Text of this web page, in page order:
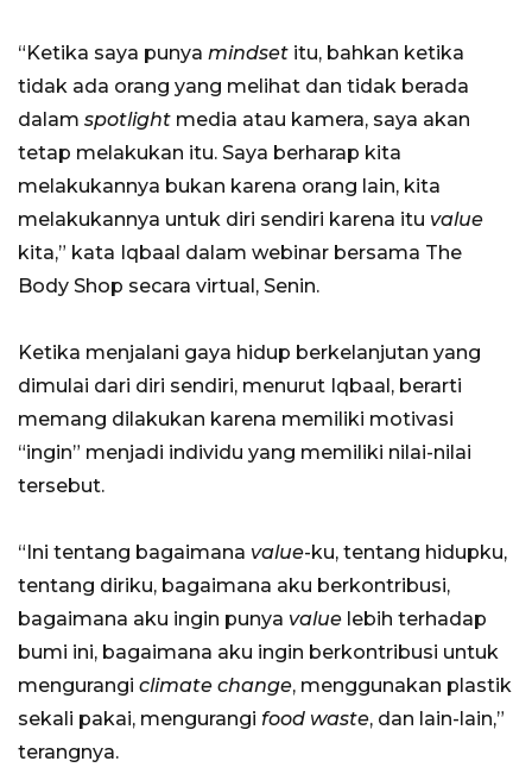
“Ketika saya punya mindset itu, bahkan ketika
tidak ada orang yang melihat dan tidak berada
dalam spotlight media atau kamera, saya akan
tetap melakukan itu. Saya berharap kita
melakukannya bukan karena orang lain, kita
melakukannya untuk diri sendiri karena itu value
kita,” kata Iqbaal dalam webinar bersama The
Body Shop secara virtual, Senin.
Ketika menjalani gaya hidup berkelanjutan yang
dimulai dari diri sendiri, menurut Iqbaal, berarti
memang dilakukan karena memiliki motivasi
“ingin” menjadi individu yang memiliki nilai-nilai
tersebut.
“Ini tentang bagaimana value-ku, tentang hidupku,
tentang diriku, bagaimana aku berkontribusi,
bagaimana aku ingin punya value lebih terhadap
bumi ini, bagaimana aku ingin berkontribusi untuk
mengurangi climate change, menggunakan plastik
sekali pakai, mengurangi food waste, dan lain-lain,”
terangnya.